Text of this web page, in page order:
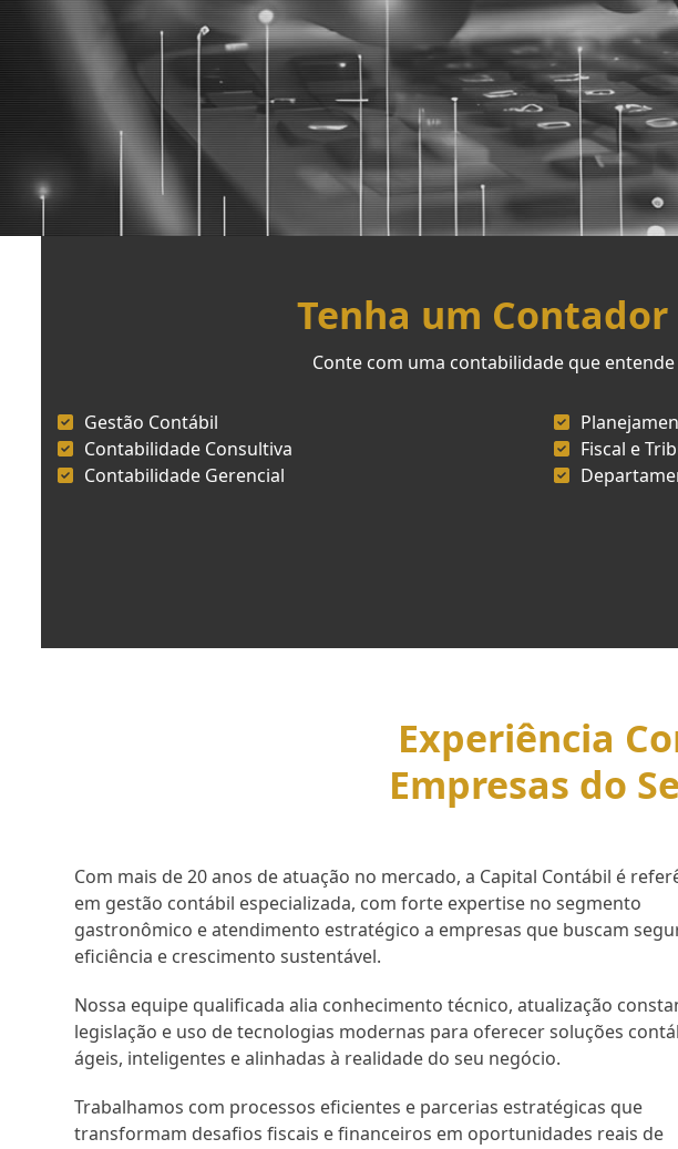
Tenha um
Conte com uma contabilidade que
Gestão Contábil
Contabilidade Consultiva
Contabilidade Gerencial
Fiscal e
Experiência
Empresas do
Com mais de 20 anos de atuação no mercado, a Capital Contábil é
em gestão contábil especializada, com forte expertise no segmento
gastronômico e atendimento estratégico a empresas que buscam
eficiência e crescimento sustentável.
Nossa equipe qualificada alia conhecimento técnico, atualização
legislação e uso de tecnologias modernas para oferecer soluções
ágeis, inteligentes e alinhadas à realidade do seu negócio.
Trabalhamos com processos eficientes e parcerias estratégicas que
transformam desafios fiscais e financeiros em oportunidades reais de